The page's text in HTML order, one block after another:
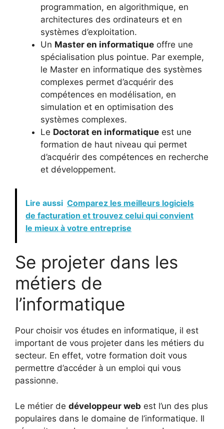
programmation, en algorithmique, en
architectures des ordinateurs et en
systèmes d’exploitation.
Un Master en informatique offre une
spécialisation plus pointue. Par exemple,
le Master en informatique des systèmes
complexes permet d’acquérir des
compétences en modélisation, en
simulation et en optimisation des
systèmes complexes.
Le Doctorat en informatique est une
formation de haut niveau qui permet
d’acquérir des compétences en recherche
et développement.
Lire aussi Comparez les meilleurs logiciels
de facturation et trouvez celui qui convient
le mieux à votre entreprise
Se projeter dans les
métiers de
l’informatique
Pour choisir vos études en informatique, il est
important de vous projeter dans les métiers du
secteur. En effet, votre formation doit vous
permettre d’accéder à un emploi qui vous
passionne.
Le métier de développeur web est l’un des plus
populaires dans le domaine de l’informatique. Il